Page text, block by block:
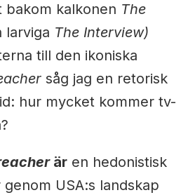
bakom kalkonen The
The Interview)
till den ikoniska
såg jag en retorisk
hur mycket kommer tv-
ären hedonistisk
USA:s landskap